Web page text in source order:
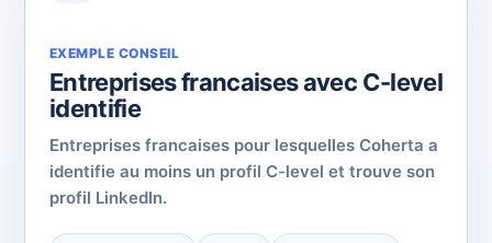
EXEMPLE CONSEIL
Entreprises francaises avec C-level
identifie
Entreprises francaises pour lesquelles Coherta a
identifie au moins un profil C-level et trouve son
profil LinkedIn.